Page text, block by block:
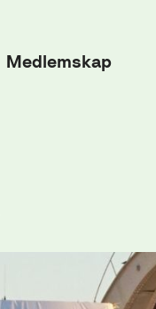
Medlemskap